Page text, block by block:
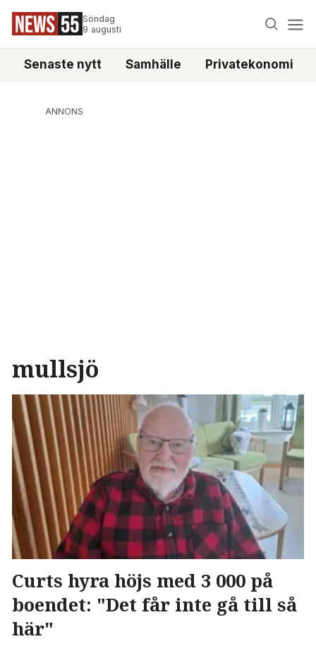
Söndag
9 augusti
Senaste nytt Samhälle Privatekonomi
ANNONS
mullsjö
Curts hyra höjs med 3 000 på
boendet: "Det får inte gå till så
här"